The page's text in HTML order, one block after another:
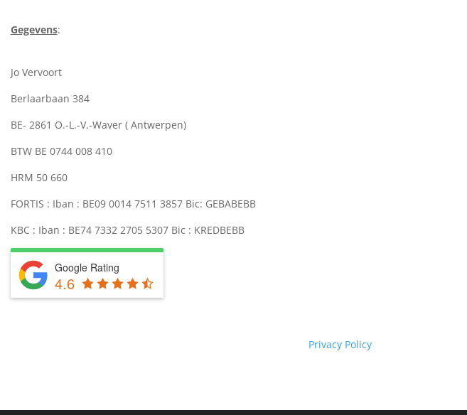
Gegevens:
Jo Vervoort
Berlaarbaan 384
BE- 2861 O.-L.-V.-Waver ( Antwerpen)
BTW BE 0744 008 410
HRM 50 660
FORTIS : Iban : BE09 0014 7511 3857 Bic: GEBABEBB
KBC : Iban : BE74 7332 2705 5307 Bic : KREDBEBB
Google Rating
4.6
Privacy Policy